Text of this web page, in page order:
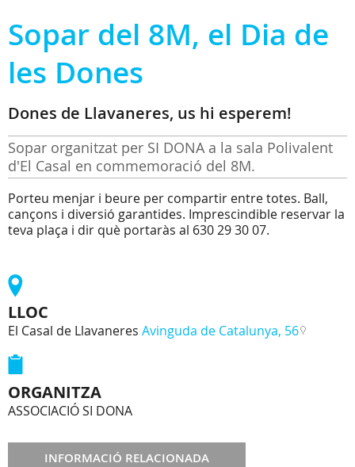
Sopar del 8M, el Dia de
les Dones
Dones de Llavaneres, us hi esperem!
Sopar organitzat per SI DONA a la sala Polivalent
d'El Casal en commemoració del 8M.
Porteu menjar i beure per compartir entre totes. Ball,
cançons i diversió garantides. Imprescindible reservar la
teva plaça i dir què portaràs al 630 29 30 07.
LLOC
El Casal de Llavaneres Avinguda de Catalunya, 56
ORGANITZA
ASSOCIACIÓ SI DONA
INFORMACIÓ RELACIONADA